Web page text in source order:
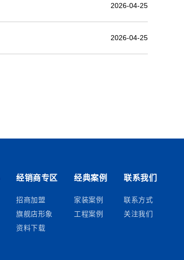
2026-04-25
2026-04-25
经销商专区
招商加盟
旗舰店形象
资料下载
经典案例
家装案例
工程案例
联系我们
联系方式
关注我们